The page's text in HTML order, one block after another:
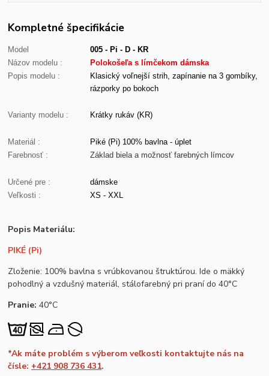
Kompletné špecifikácie
Model
005 - Pi - D - KR
Názov modelu :
Polokošeľa s límčekom dámska
Popis modelu :
Klasický voľnejší strih, zapínanie na 3 gombíky,
rázporky po bokoch
Varianty modelu : Krátky rukáv (KR)
Materiál :
Piké (Pi) 100% bavlna - úplet
Farebnosť :
Základ biela a možnosť farebných límcov
Určené pre :
dámske
Veľkosti :
XS - XXL
Popis Materiálu:
PIKÉ (Pi)
Zloženie: 100% bavlna s vrúbkovanou štruktúrou. Ide o mäkký
pohodlný a vzdušný materiál, stálofarebný pri praní do 40°C
Pranie:40°C
*Ak máte problém s výberom veľkosti kontaktujte nás na
čísle: +421 908 736 431.